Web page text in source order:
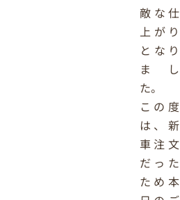
敵な仕
上がり
となり
まし
た。
この度
は、新
車注文
だった
ため本